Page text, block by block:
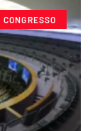
CONGRESSO